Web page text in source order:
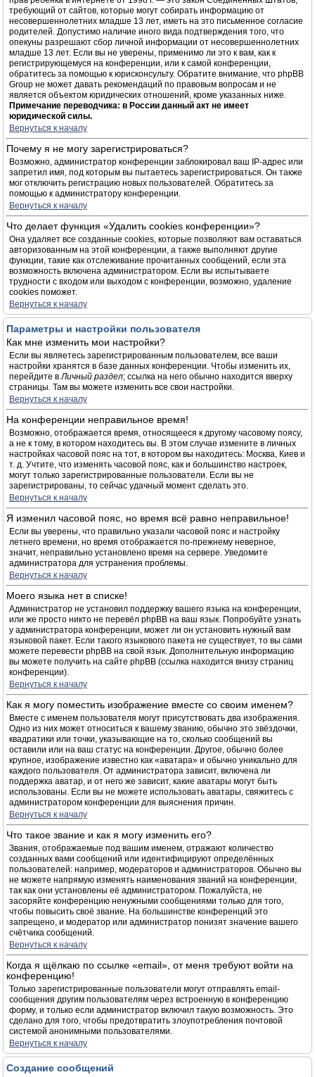
требующий от сайтов, которые могут собирать информацию от
несовершеннолетних младше 13 лет, иметь на это письменное согласие
родителей. Допустимо наличие иного вида подтверждения того, что
опекуны разрешают сбор личной информации от несовершеннолетних
младше 13 лет. Если вы не уверены, применимо ли это к вам, как к
регистрирующемуся на конференции, или к самой конференции,
обратитесь за помощью к юрисконсульту. Обратите внимание, что phpBB
Group не может давать рекомендаций по правовым вопросам и не
является объектом юридических отношений, кроме указанных ниже.
Примечание переводчика: в России данный акт не имеет
юридической силы.
Вернуться к началу
Почему я не могу зарегистрироваться?
Возможно, администратор конференции заблокировал ваш IP-адрес или
запретил имя, под которым вы пытаетесь зарегистрироваться. Он также
мог отключить регистрацию новых пользователей. Обратитесь за
помощью к администратору конференции.
Вернуться к началу
Что делает функция «Удалить cookies конференции»?
Она удаляет все созданные cookies, которые позволяют вам оставаться
авторизованным на этой конференции, а также выполняют другие
функции, такие как отслеживание прочитанных сообщений, если эта
возможность включена администратором. Если вы испытываете
трудности с входом или выходом с конференции, возможно, удаление
cookies поможет.
Вернуться к началу
Параметры и настройки пользователя
Как мне изменить мои настройки?
Если вы являетесь зарегистрированным пользователем, все ваши
настройки хранятся в базе данных конференции. Чтобы изменить их,
перейдите вЛичный раздел; ссылка на него обычно находится вверху
страницы. Там вы можете изменить все свои настройки.
Вернуться к началу
На конференции неправильное время!
Возможно, отображается время, относящееся к другому часовому поясу,
а не к тому, в котором находитесь вы. В этом случае измените в личных
настройках часовой пояс на тот, в котором вы находитесь: Москва, Киев и
т. д. Учтите, что изменять часовой пояс, как и большинство настроек,
могут только зарегистрированные пользователи. Если вы не
зарегистрированы, то сейчас удачный момент сделать это.
Вернуться к началу
Я изменил часовой пояс, но время всё равно неправильное!
Если вы уверены, что правильно указали часовой пояс и настройку
летнего времени, но время отображается по-прежнему неверное,
значит, неправильно установлено время на сервере. Уведомите
администратора для устранения проблемы.
Вернуться к началу
Моего языка нет в списке!
Администратор не установил поддержку вашего языка на конференции,
или же просто никто не перевёл phpBB на ваш язык. Попробуйте узнать
у администратора конференции, может ли он установить нужный вам
языковой пакет. Если такого языкового пакета не существует, то вы сами
можете перевести phpBB на свой язык. Дополнительную информацию
вы можете получить на сайте phpBB (ссылка находится внизу страниц
конференции).
Вернуться к началу
Как я могу поместить изображение вместе со своим именем?
Вместе с именем пользователя могут присутствовать два изображения.
Одно из них может относиться к вашему званию, обычно это звёздочки,
квадратики или точки, указывающие на то, сколько сообщений вы
оставили или на ваш статус на конференции. Другое, обычно более
крупное, изображение известно как «аватара» и обычно уникально для
каждого пользователя. От администратора зависит, включена ли
поддержка аватар, и от него же зависит, какие аватары могут быть
использованы. Если вы не можете использовать аватары, свяжитесь с
администратором конференции для выяснения причин.
Вернуться к началу
Что такое звание и как я могу изменить его?
Звания, отображаемые под вашим именем, отражают количество
созданных вами сообщений или идентифицируют определённых
пользователей: например, модераторов и администраторов. Обычно вы
не можете напрямую изменять наименования званий на конференции,
так как они установлены её администратором. Пожалуйста, не
засоряйте конференцию ненужными сообщениями только для того,
чтобы повысить своё звание. На большинстве конференций это
запрещено, и модератор или администратор понизят значение вашего
счётчика сообщений.
Вернуться к началу
Когда я щёлкаю по ссылке «email», от меня требуют войти на
конференцию!
Только зарегистрированные пользователи могут отправлять email-
сообщения другим пользователям через встроенную в конференцию
форму, и только если администратор включил такую возможность. Это
сделано для того, чтобы предотвратить злоупотребления почтовой
системой анонимными пользователями.
Вернуться к началу
Создание сообщений